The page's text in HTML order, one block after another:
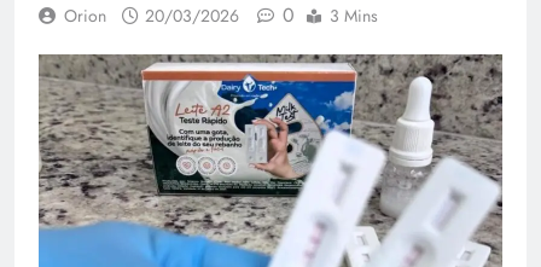
Orion 20/03/2026 0 3 Mins